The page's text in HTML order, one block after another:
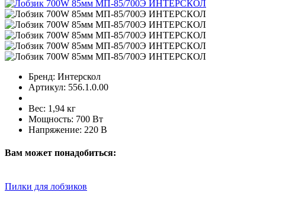
Бренд: Интерскол
Артикул: 556.1.0.00
Вес: 1,94 кг
Мощность: 700 Вт
Напряжение: 220 В
Вам может понадобиться:
Пилки для лобзиков